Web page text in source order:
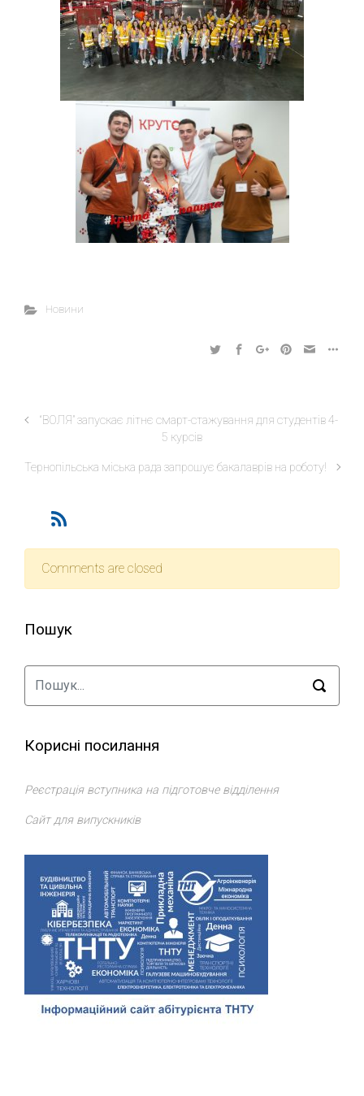
Новини
“ВОЛЯ” запускає літнє смарт-стажування для студентів 4-
5 курсів
Тернопільська міська рада запрошує бакалаврів на роботу!
Comments are closed
Пошук
Корисні посилання
Реєстрація вступника на підготовче відділення
Сайт для випускників
Відділ доуніверситетської підготовки, профорієнтації та